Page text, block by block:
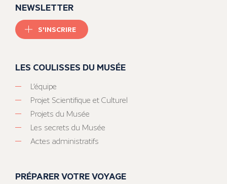
NEWSLETTER
S'INSCRIRE
LES COULISSES DU MUSÉE
L’équipe
Projet Scientifique et Culturel
Projets du Musée
Les secrets du Musée
Actes administratifs
PRÉPARER VOTRE VOYAGE